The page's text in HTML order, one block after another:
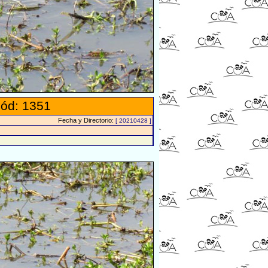
1351
Fecha y Directorio: [ 20210428 ]